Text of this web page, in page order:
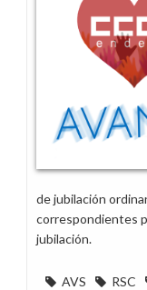
de jubilación
correspondientes
jubilación.
AVS RSC